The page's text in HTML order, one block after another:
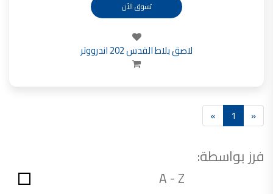
فرز بواسطة:
A - Z
تسوق الأن
لاصق بلاط القدس 202 اندرووتر
«
1
»